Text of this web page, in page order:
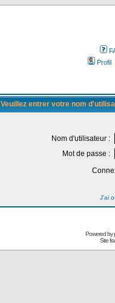
Profil
Veuillez entrer votre nom
Nom d'utilisateur :
Mot de passe :
J'ai
Powered by
Site